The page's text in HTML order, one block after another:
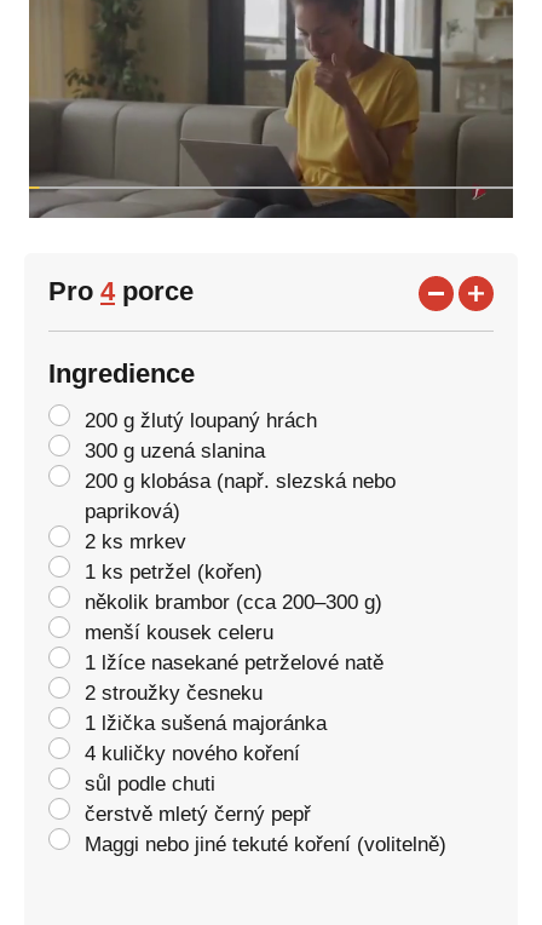
Pro 4porce
Ingredience
200 g žlutý loupaný hrách
300 g uzená slanina
200 g klobása (např. slezská nebo
papriková)
2 ks mrkev
1 ks petržel (kořen)
několik brambor (cca 200–300 g)
menší kousek celeru
1 lžíce nasekané petrželové natě
2 stroužky česneku
1 lžička sušená majoránka
4 kuličky nového koření
sůl podle chuti
čerstvě mletý černý pepř
Maggi nebo jiné tekuté koření (volitelně)